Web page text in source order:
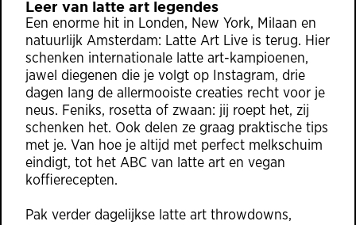
Leer van latte art legendes
Een enorme hit in Londen, New York, Milaan en
natuurlijk Amsterdam: Latte Art Live is terug. Hier
schenken internationale latte art-kampioenen,
jawel diegenen die je volgt op Instagram, drie
dagen lang de allermooiste creaties recht voor je
neus. Feniks, rosetta of zwaan: jij roept het, zij
schenken het. Ook delen ze graag praktische tips
met je. Van hoe je altijd met perfect melkschuim
eindigt, tot het ABC van latte art en vegan
koffierecepten.
Pak verder dagelijkse latte art throwdowns,